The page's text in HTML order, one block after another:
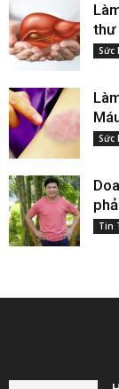
thư
Sức
Sức
Tin